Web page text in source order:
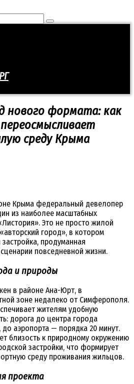
нового формата: как
среду Крыма
Крыма федеральный девелопер
из наиболее масштабных
Это не просто жилой
город», в котором
продуманная
повседневной жизни.
и природы
в районе Ана-Юрт, в
зоне недалеко от Симферополя.
жителям удобную
дорога до центра города
до аэропорта — порядка 20 минут.
близость к природному окружению
застройки, что формирует
среду проживания жильцов.
проекта